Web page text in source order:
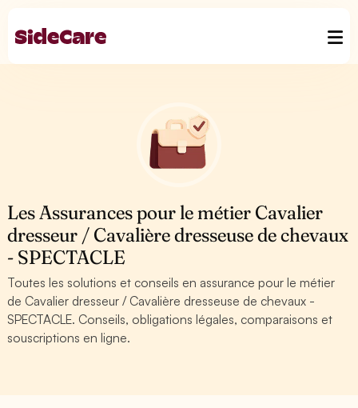
Les Assurances pour le métier Cavalier
dresseur / Cavalière dresseuse de chevaux
- SPECTACLE
Toutes les solutions et conseils en assurance pour le métier
de Cavalier dresseur / Cavalière dresseuse de chevaux -
SPECTACLE. Conseils, obligations légales, comparaisons et
souscriptions en ligne.